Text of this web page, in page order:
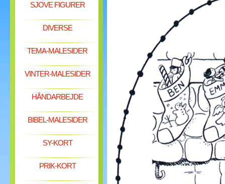
SJOVE FIGURER
DIVERSE
TEMA-MALESIDER
VINTER-MALESIDER
HÅNDARBEJDE
BIBEL-MALESIDER
SY-KORT
PRIK-KORT